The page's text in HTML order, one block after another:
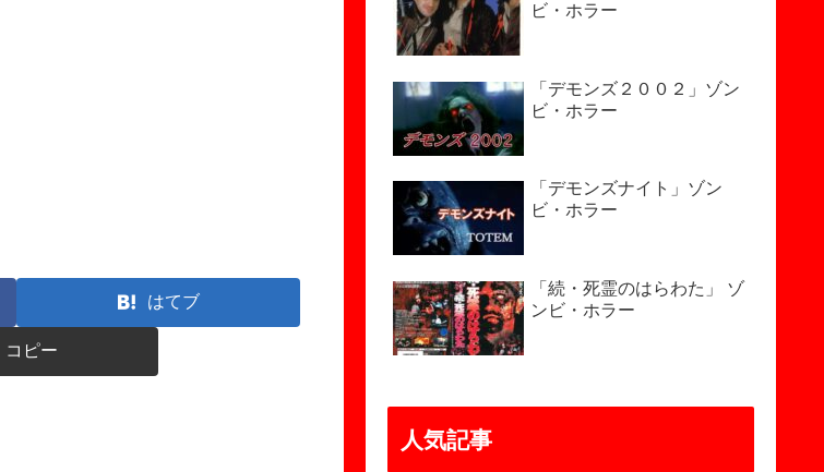
はてブ
コピー
ビ・ホラー
「デモンズ２００２」ゾン
ビ・ホラー
「デモンズナイト」ゾン
ビ・ホラー
「続・死霊のはらわた」 ゾ
ンビ・ホラー
人気記事